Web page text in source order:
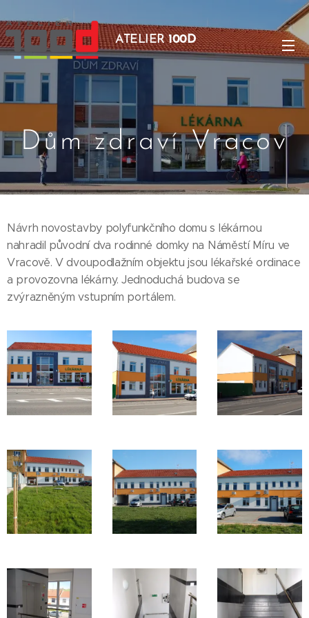
ATELIER100D
Dům zdraví Vracov
Návrh novostavby polyfunkčního domu s lékárnou
nahradil původní dva rodinné domky na Náměstí Míru ve
Vracově. V dvoupodlažním objektu jsou lékařské ordinace
a provozovna lékárny. Jednoduchá budova se
zvýrazněným vstupním portálem.